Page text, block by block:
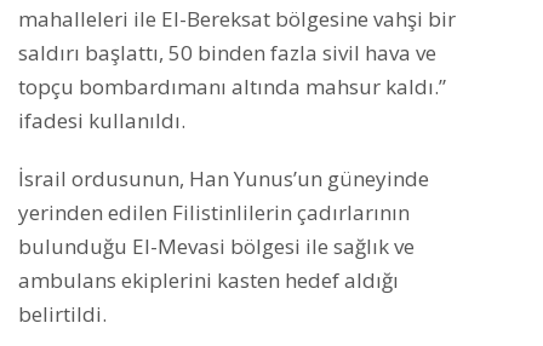
mahalleleri ile El-Bereksat bölgesine vahşi bir
saldırı başlattı, 50 binden fazla sivil hava ve
topçu bombardımanı altında mahsur kaldı.”
ifadesi kullanıldı.
İsrail ordusunun, Han Yunus’un güneyinde
yerinden edilen Filistinlilerin çadırlarının
bulunduğu El-Mevasi bölgesi ile sağlık ve
ambulans ekiplerini kasten hedef aldığı
belirtildi.